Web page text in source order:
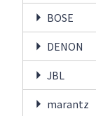
BOSE
DENON
JBL
marantz